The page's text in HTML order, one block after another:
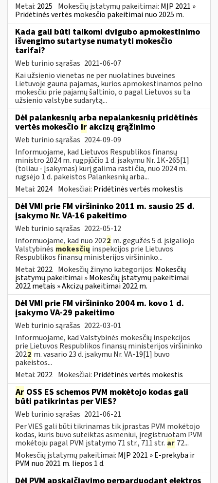
Metai: 2025 Mokesčių įstatymų pakeitimai: MĮP 2021 »
Pridėtinės vertės mokesčio pakeitimai nuo 2025 m.
Kada gali būti taikomi dvigubo apmokestinimo
išvengimo sutartyse numatyti mokesčio
tarifai?
Web turinio sąrašas 2021-06-07
Kai užsienio vienetas ne per nuolatines buveines
Lietuvoje gauna pajamas, kurios apmokestinamos pelno
mokesčiu prie pajamų šaltinio, o pagal Lietuvos su ta
užsienio valstybe sudarytą...
Dėl palankesnių arba nepalankesnių pridėtinės
vertės mokesčio ir akcizų grąžinimo
Web turinio sąrašas 2024-09-09
Informuojame, kad Lietuvos Respublikos finansų
ministro 2024 m. rugpjūčio 1 d. įsakymu Nr. 1K-265[1]
(toliau - Įsakymas) kurį galima rasti čia, nuo 2024 m.
rugsėjo 1 d. pakeistos Palankesnių arba...
Metai: 2024 Mokesčiai: Pridėtinės vertės mokestis
Dėl VMI prie FM viršininko 2011 m. sausio 25 d.
įsakymo Nr. VA-16 pakeitimo
Web turinio sąrašas 2022-05-12
Informuojame, kad nuo 2022 m. gegužės 5 d. įsigaliojo
Valstybinės mokesčių inspekcijos prie Lietuvos
Respublikos finansų ministerijos viršininko...
Metai: 2022 Mokesčių žinyno kategorijos: Mokesčių
įstatymų pakeitimai » Mokesčių įstatymų pakeitimai
2022 metais » Akcizų pakeitimai 2022 m.
Dėl VMI prie FM viršininko 2004 m. kovo 1 d.
įsakymo VA-29 pakeitimo
Web turinio sąrašas 2022-03-01
Informuojame, kad Valstybinės mokesčių inspekcijos
prie Lietuvos Respublikos finansų ministerijos viršininko
2022 m. vasario 23 d. įsakymu Nr. VA-19[1] buvo
pakeistos...
Metai: 2022 Mokesčiai: Pridėtinės vertės mokestis
Ar OSS ES schemos PVM mokėtojo kodas gali
būti patikrintas per VIES?
Web turinio sąrašas 2021-06-21
Per VIES gali būti tikrinamas tik įprastas PVM mokėtojo
kodas, kuris buvo suteiktas asmeniui, įregistruotam PVM
mokėtoju pagal PVM įstatymo 71 str., 711 str. ar 72...
Mokesčių įstatymų pakeitimai: MĮP 2021 » E-prekyba ir
PVM nuo 2021 m. liepos 1 d.
Dėl PVM apskaičiavimo perparduodant elektros